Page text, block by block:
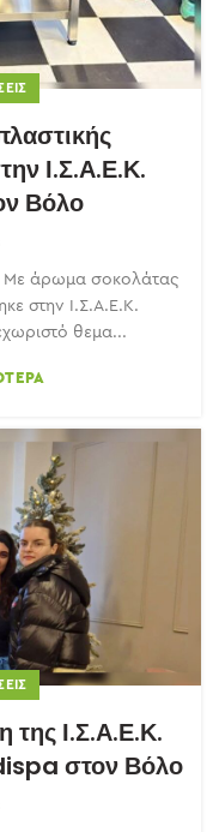
Ι.Σ.Α.Ε.Κ.
Βόλο
Με άρωμα σοκολάτας
στην Ι.Σ.Α.Ε.Κ.
θεμα...
της Ι.Σ.Α.Ε.Κ.
στον Βόλο